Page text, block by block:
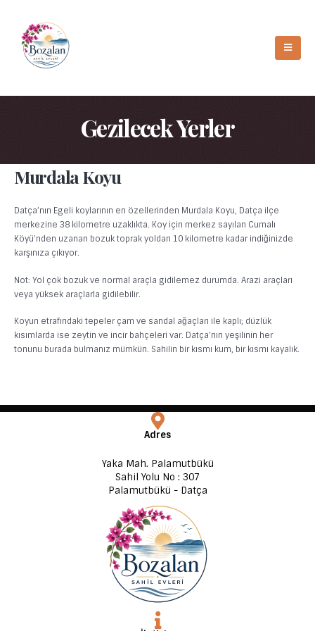
Gezilecek Yerler
Murdala Koyu
Datça’nın Egeli koylarının en özellerinden Murdala Koyu, Datça ilçe
merkezine 38 kilometre uzaklıkta. Koy için merkez sayılan Cumalı
Köyü’nden uzanan bozuk toprak yoldan 10 kilometre kadar indiğinizde
karşınıza çıkıyor.
Not: Yol çok bozuk ve normal araçla gidilemez durumda. Arazi araçları
veya yüksek araçlarla gidilebilir.
Koyun etrafındaki tepeler çam ve sandal ağaçları ile kaplı; düzlük
kısımlarda ise zeytin ve incir bahçeleri var. Datça’nın yeşilinin her
tonunu burada bulmanız mümkün. Sahilin bir kısmı kum, bir kısmı kayalık.
Adres
Yaka Mah. Palamutbükü
Sahil Yolu No : 307
Palamutbükü - Datça